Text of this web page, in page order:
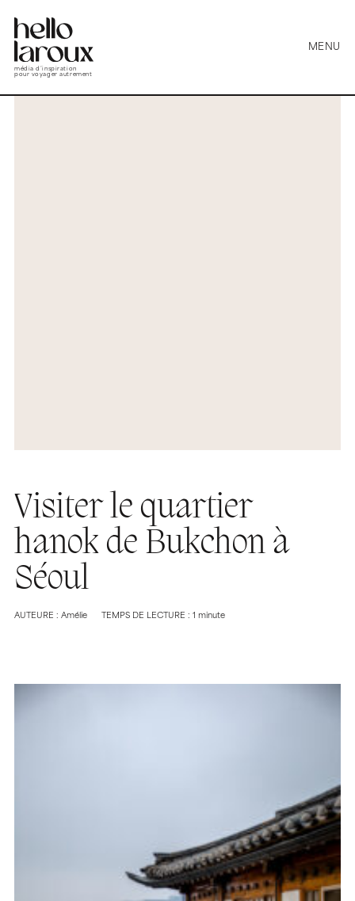
média d’inspiration
pour voyager autrement
MENU
Visiter le quartier
hanok de Bukchon à
Séoul
AUTEURE : Amélie TEMPS DE LECTURE : 1 minute